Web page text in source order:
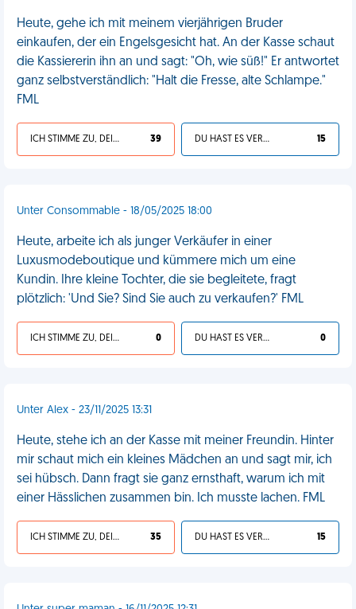
Heute, gehe ich mit meinem vierjährigen Bruder
einkaufen, der ein Engelsgesicht hat. An der Kasse schaut
die Kassiererin ihn an und sagt: "Oh, wie süß!" Er antwortet
ganz selbstverständlich: "Halt die Fresse, alte Schlampe."
FML
ICH STIMME ZU, DEIN LEBEN IST SCHEISSE 39 DU HAST ES VERDIENT 15
Unter Consommable - 18/05/2025 18:00
Heute, arbeite ich als junger Verkäufer in einer
Luxusmodeboutique und kümmere mich um eine
Kundin. Ihre kleine Tochter, die sie begleitete, fragt
plötzlich: 'Und Sie? Sind Sie auch zu verkaufen?' FML
ICH STIMME ZU, DEIN LEBEN IST SCHEISSE 0 DU HAST ES VERDIENT 0
Unter Alex - 23/11/2025 13:31
Heute, stehe ich an der Kasse mit meiner Freundin. Hinter
mir schaut mich ein kleines Mädchen an und sagt mir, ich
sei hübsch. Dann fragt sie ganz ernsthaft, warum ich mit
einer Hässlichen zusammen bin. Ich musste lachen. FML
ICH STIMME ZU, DEIN LEBEN IST SCHEISSE 35 DU HAST ES VERDIENT 15